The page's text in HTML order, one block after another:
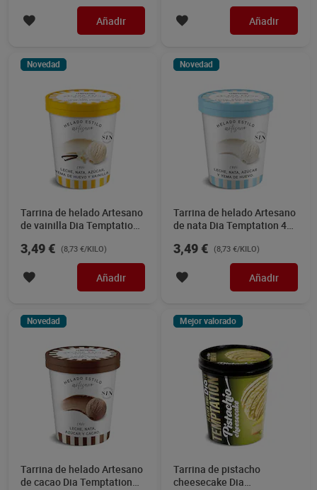
Añadir Añadir
Novedad
Tarrina de helado Artesano
de vainilla Dia Temptation
3,49 € (8,73 €/KILO)
Añadir
Novedad
Tarrina de helado Artesano
de nata Dia Temptation 400
3,49 € (8,73 €/KILO)
Añadir
Novedad
Tarrina de helado Artesano
de cacao Dia Temptation
Mejor valorado
Tarrina de pistacho
cheesecake Dia